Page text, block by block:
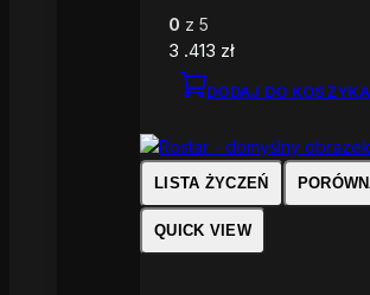
0 z 5
3 .413 zł
DODAJ DO KOSZYKA
LISTA ŻYCZEŃ
QUICK VIEW